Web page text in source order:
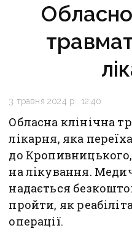
3 травня 2024 р., 12:40
Обласна клінічна
лікарня, яка
до
на лікування.
надається
пройти, як
операції.